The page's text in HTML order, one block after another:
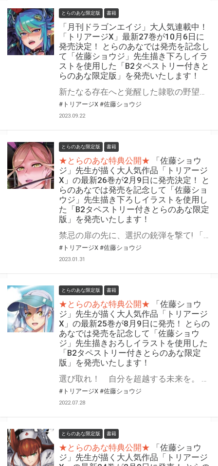
とらのあな限定版 書籍
「月刊ドラゴンエイジ」大人気連載中！
「トリアージX」最新27巻が10月6日に
発売決定！ とらのあなでは発売を記念し
て「佐藤ショウジ」先生描き下ろしイラ
ストを使用した「B2タペストリー付きと
らのあな限定版」を発売いたします！
新たなる存在へと覚醒した隷歌の野望は、未知の領域へ。 「月刊ドラゴンエイジ」大人気作「トリアージX」最新27巻が10月6日(金)に発売決定！ とらのあなでは発売を記念して毎巻大好評をいただいている 「B2タペストリー付きとらのあな限定版」を今回も発売いたします。 イラストは「佐藤ショウジ」先生の描き下ろしです！ 是非この機会にお買い求めください！
#トリアージX #佐藤ショウジ
2023.09.22
とらのあな限定版 書籍
★とらのあな特典公開★
「佐藤ショウ
ジ」先生が描く大人気作品「トリアージ
X」の最新26巻が2月9日に発売決定！ と
らのあなでは発売を記念して「佐藤ショ
ウジ」先生描き下ろしイラストを使用し
た「B2タペストリー付きとらのあな限定
版」を発売いたします！
禁忌の扉の先に、選択の銃弾を撃て! 「月刊ドラゴンエイジ」人気作品、「トリアージX」の最新26巻が2月9日(木)に発売決定！ とらのあなでは発売を記念して毎巻大好評をいただいている 「B2タペストリー付きとらのあな限定版」を今回も発売いたします。 イラストは「佐藤ショウジ」先生の描き下ろしです！ 是非この機会にお買い求めください！
#トリアージX #佐藤ショウジ
2023.01.31
とらのあな限定版 書籍
★とらのあな特典公開★
「佐藤ショウ
ジ」先生が描く大人気作品「トリアージ
X」の最新25巻が8月9日に発売！ とらの
あなでは発売を記念して「佐藤ショウ
ジ」先生描きおろしイラストを使用した
「B2タペストリー付きとらのあな限定
版」を発売いたします！
選び取れ！ 自分を超越する未来を。 「月刊ドラゴンエイジ」人気作品、「トリアージX」の最新25巻が2022年8月9日（火）に発売！ とらのあなでは発売を記念して毎巻大好評をいただいている「B2タペストリー付きとらのあな限定版」を今回も発売いたします。 イラストは「佐藤ショウジ」先生の描き下ろし！ 是非この機会にお買い求めください！
#トリアージX #佐藤ショウジ
2022.07.28
とらのあな限定版 書籍
★とらのあな特典公開★
「佐藤ショウ
ジ」先生が描く大人気作品「トリアージ